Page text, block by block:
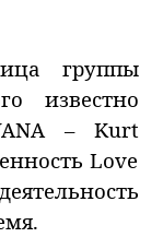
группы
известно
– Kurt
Love